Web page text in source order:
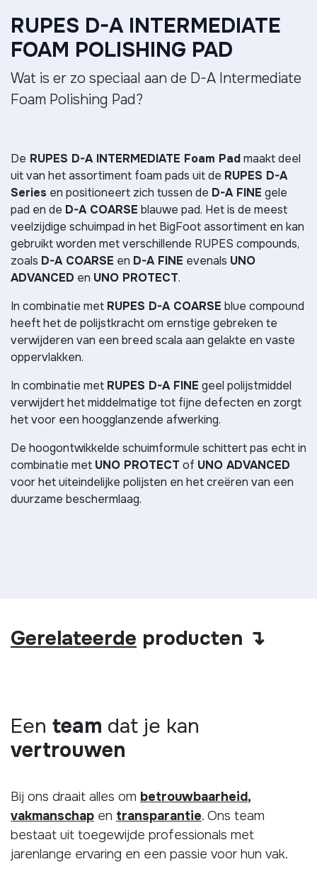
RUPES D-A INTERMEDIATE
FOAM POLISHING PAD
Wat is er zo speciaal aan de D-A Intermediate
Foam Polishing Pad?
De RUPES D-A INTERMEDIATE Foam Padmaakt deel
uit van het assortiment foam pads uit de RUPES D-A
Series en positioneert zich tussen de D-A FINE gele
pad en de D-A COARSE blauwe pad. Het is de meest
veelzijdige schuimpad in het BigFoot assortiment en kan
gebruikt worden met verschillende RUPES compounds,
zoals D-A COARSE en D-A FINE evenals UNO
ADVANCED en UNO PROTECT.
In combinatie met RUPES D-A COARSE blue compound
heeft het de polijstkracht om ernstige gebreken te
verwijderen van een breed scala aan gelakte en vaste
oppervlakken.
In combinatie met RUPES D-A FINE geel polijstmiddel
verwijdert het middelmatige tot fijne defecten en zorgt
het voor een hoogglanzende afwerking.
De hoogontwikkelde schuimformule schittert pas echt in
combinatie met UNO PROTECT of UNO ADVANCED
voor het uiteindelijke polijsten en het creëren van een
duurzame beschermlaag.
Gerelateerde producten ↴
Een team dat je kan
vertrouwen
Bij ons draait alles om betrouwbaarheid,
vakmanschap en transparantie. Ons team
bestaat uit toegewijde professionals met
jarenlange ervaring en een passie voor hun vak.